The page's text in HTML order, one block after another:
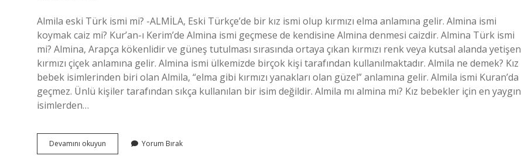
Almila eski Türk ismi mi? -ALMİLA, Eski Türkçe’de bir kız ismi olup kırmızı elma anlamına gelir. Almina ismi
koymak caiz mi? Kur’an-ı Kerim’de Almina ismi geçmese de kendisine Almina denmesi caizdir. Almina Türk ismi
mi? Almina, Arapça kökenlidir ve güneş tutulması sırasında ortaya çıkan kırmızı renk veya kutsal alanda yetişen
kırmızı çiçek anlamına gelir. Almina ismi ülkemizde birçok kişi tarafından kullanılmaktadır. Almila ne demek? Kız
bebek isimlerinden biri olan Almila, “elma gibi kırmızı yanakları olan güzel” anlamına gelir. Almila ismi Kuran’da
geçmez. Ünlü kişiler tarafından sıkça kullanılan bir isim değildir. Almila mı almina mı? Kız bebekler için en yaygın
isimlerden…
Devamını okuyun
Mı
Yorum Bırak